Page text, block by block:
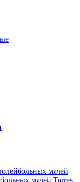
мячей
мячей Torres